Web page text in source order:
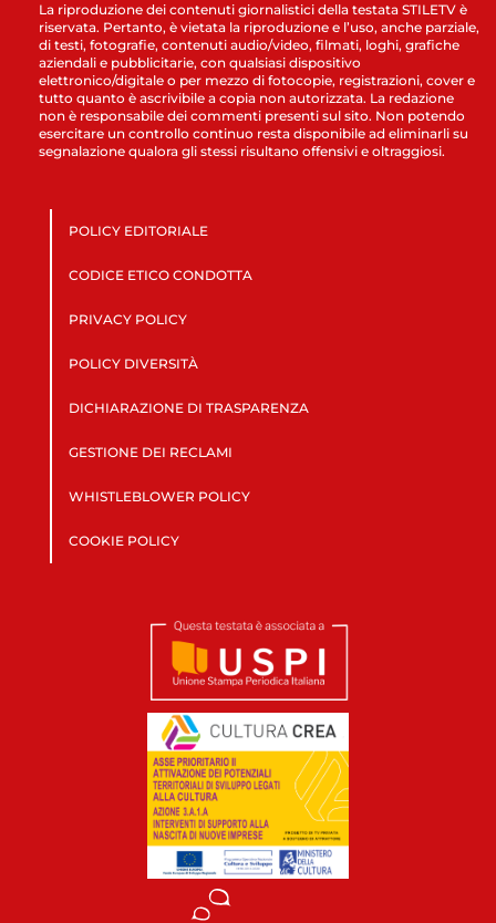
La riproduzione dei contenuti giornalistici della testata STILETV è
riservata. Pertanto, è vietata la riproduzione e l’uso, anche parziale,
di testi, fotografie, contenuti audio/video, filmati, loghi, grafiche
aziendali e pubblicitarie, con qualsiasi dispositivo
elettronico/digitale o per mezzo di fotocopie, registrazioni, cover e
tutto quanto è ascrivibile a copia non autorizzata. La redazione
non è responsabile dei commenti presenti sul sito. Non potendo
esercitare un controllo continuo resta disponibile ad eliminarli su
segnalazione qualora gli stessi risultano offensivi e oltraggiosi.
POLICY EDITORIALE
CODICE ETICO CONDOTTA
PRIVACY POLICY
POLICY DIVERSITÀ
DICHIARAZIONE DI TRASPARENZA
GESTIONE DEI RECLAMI
WHISTLEBLOWER POLICY
COOKIE POLICY